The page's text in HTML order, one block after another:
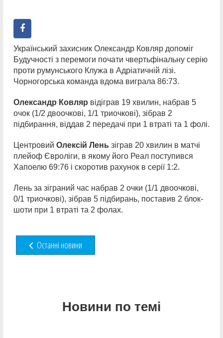
Український захисник Олександр Ковляр допоміг
Будучності з перемоги почати чвертьфінальну серію
проти румунського Клужа в Адріатичній лізі.
Чорногорська команда вдома виграла 86:73.
Олександр Ковляр відіграв 19 хвилин, набрав 5
очок (1/2 двоочкові, 1/1 триочкові), зібрав 2
підбирання, віддав 2 передачі при 1 втраті та 1 фолі.
Центровий Олексій Лень зіграв 20 хвилин в матчі
плейоф Євроліги, в якому його Реал поступився
Хапоелю 69:76 і скоротив рахунок в серії 1:2.
Лень за зіграний час набрав 2 очки (1/1 двоочкові,
0/1 триочкові), зібрав 5 підбирань, поставив 2 блок-
шоти при 1 втраті та 2 фолах.
Останні новини
Новини по темі